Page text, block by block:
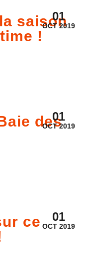
saison
!
01
OCT 2019
des
01
OCT 2019
ce
01
OCT 2019